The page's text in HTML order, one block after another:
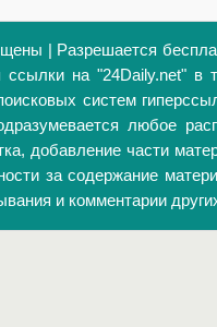
| Разрешается
на "24Daily.net" в
систем
любое
добавление части
за содержание
и комментарии